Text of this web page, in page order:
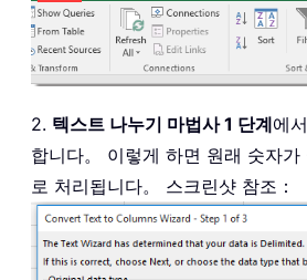
2. 텍스트 나누기 마법사 1 단계에서
합니다。 이렇게 하면 원래 숫자
로 처리됩니다。 스크린샷 참조：